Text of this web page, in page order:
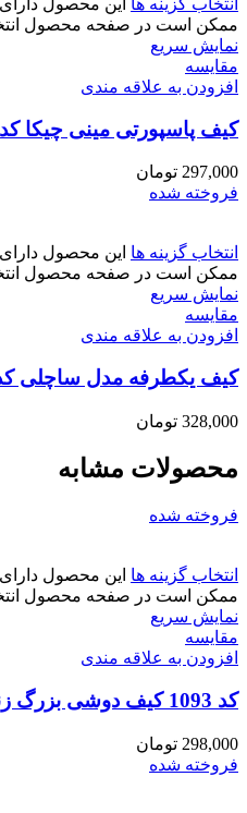
ممکن است در صفحه محصول
نمایش سریع
مقايسه
افزودن به علاقه مندی
کیف پاسپورتی مینی چیکا کد 3114
297,000 تومان
فروخته شده
انتخاب گزینه ها این محصول
ممکن است در صفحه محصول
نمایش سریع
مقايسه
افزودن به علاقه مندی
کیف یکطرفه مدل ساچلی کد
328,000 تومان
محصولات مشابه
فروخته شده
انتخاب گزینه ها این محصول
ممکن است در صفحه محصول
نمایش سریع
مقايسه
افزودن به علاقه مندی
کد 1093 کیف دوشی بزرگ زنانه طرح برند
298,000 تومان
فروخته شده